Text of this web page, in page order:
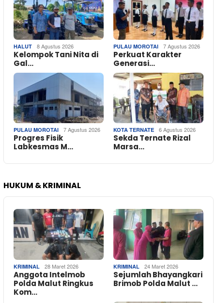
HALUT 8 Agustus 2026
Kelompok Tani Nita di
Gal…
PULAU MOROTAI 7 Agustus 2026
Perkuat Karakter
Generasi…
PULAU MOROTAI 7 Agustus 2026
Progres Fisik
Labkesmas M…
KOTA TERNATE 6 Agustus 2026
Sekda Ternate Rizal
Marsa…
HUKUM & KRIMINAL
KRIMINAL 28 Maret 2026
Anggota Intelmob
Polda Malut Ringkus
Kom…
KRIMINAL 24 Maret 2026
Sejumlah Bhayangkari
Brimob Polda Malut …